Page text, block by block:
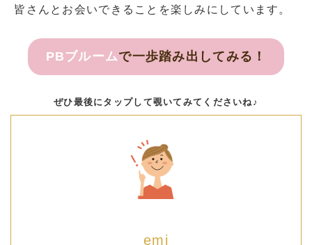
皆さんとお会いできることを楽しみにしています。
PBブルームで一歩踏み出してみる！
ぜひ最後にタップして覗いてみてくださいね♪
emi